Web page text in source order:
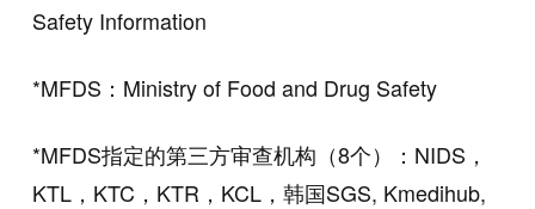
Safety Information
*MFDS：Ministry of Food and Drug Safety
*MFDS指定的第三方审查机构（8个）：NIDS，
KTL，KTC，KTR，KCL，韩国SGS, Kmedihub,